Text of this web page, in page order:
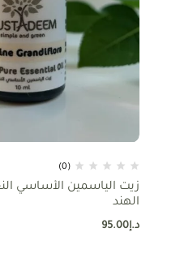
(0)
الهند
د.إ95.00